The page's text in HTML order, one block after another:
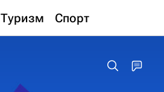
Туризм Спорт